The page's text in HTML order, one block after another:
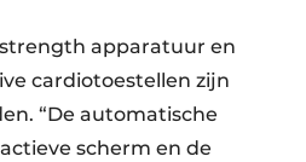
apparatuur en
cardiotoestellen zijn
“De automatische
scherm en de